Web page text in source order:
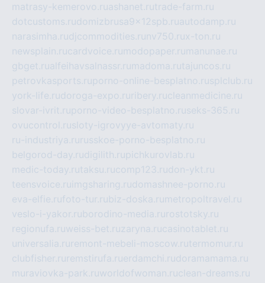
matrasy-kemerovo.ruashanet.rutrade-farm.ru
dotcustoms.rudomizbrusa9x12spb.ruautodamp.ru
narasimha.rudjcommodities.ru nv750.rux-ton.ru
newsplain.rucardvoice.ru modopaper.ru manunae.ru
gbget.rualfeihavsalnassr.ru madoma.rutajuncos.ru
petrovkasports.ruporno-online-besplatno.rusplclub.ru
york-life.rudoroga-expo.ru ribery.rucleanmedicine.ru
slovar-ivrit.ruporno-video-besplatno.ruseks-365.ru
ovucontrol.rusloty-igrovyye-avtomaty.ru
ru-industriya.ru russkoe-porno-besplatno.ru
belgorod-day.rudigilith.rupichkurovlab.ru
medic-today.rutaksu.rucomp123.rudon-ykt.ru
teensvoice.ru imgsharing.rudomashnee-porno.ru
eva-elfie.rufoto-tur.rubiz-doska.ru metropoltravel.ru
veslo-i-yakor.ruborodino-media.ru rostotsky.ru
regionufa.ruweiss-bet.ruzaryna.rucasinotablet.ru
universalia.ru remont-mebeli-moscow.rutermomur.ru
clubfisher.ru remstirufa.ruerdamchi.rudoramamama.ru
muraviovka-park.ruworldofwoman.ruclean-dreams.ru